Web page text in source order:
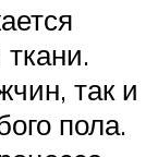
так и
пола.